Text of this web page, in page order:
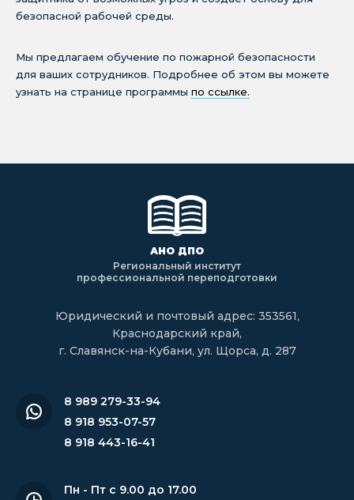
безопасной рабочей среды.
Мы предлагаем обучение по пожарной безопасности
для ваших сотрудников. Подробнее об этом вы можете
узнать на странице программы по ссылке.
АНО ДПО
Региональный институт
профессиональной переподготовки
Юридический и почтовый адрес: 353561,
Краснодарский край,
г. Славянск-на-Кубани, ул. Щорса, д. 287
8 989 279-33-94
8 918 953-07-57
8 918 443-16-41
Пн - Пт с 9.00 до 17.00